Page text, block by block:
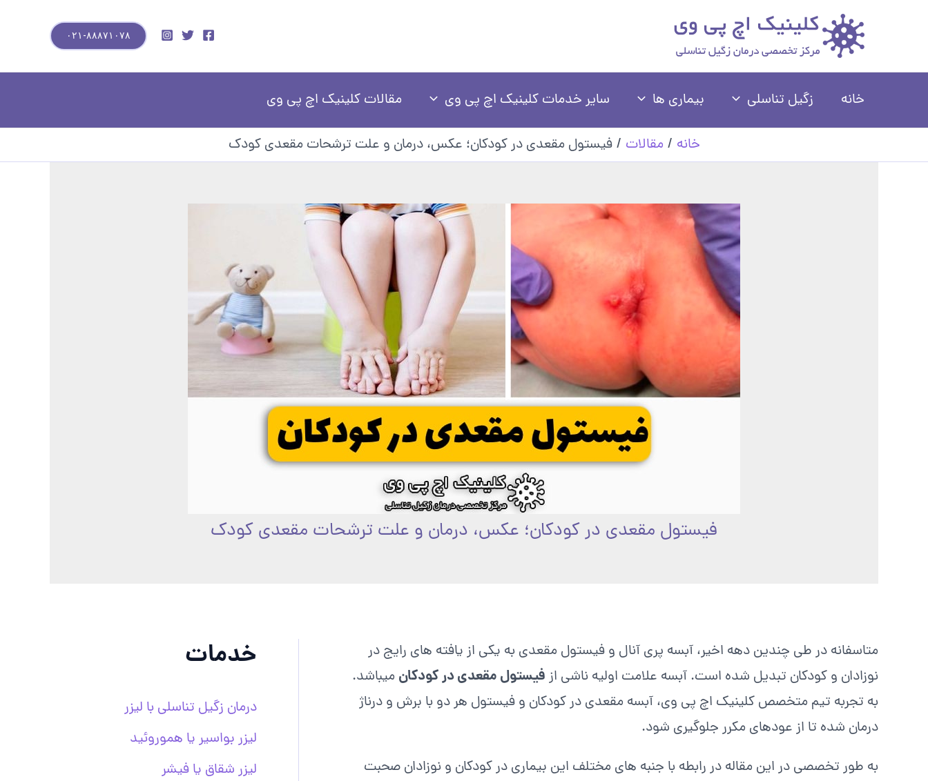
۰۲۱-۸۸۸۷۱۰۷۸
خانه زگیل تناسلی بیماری ها سایر خدمات کلینیک اچ پی وی مقالات کلینیک اچ پی وی
خانه مقالات فیستول مقعدی در کودکان؛ عکس، درمان و علت ترشحات مقعدی کودک
فیستول مقعدی در کودکان؛ عکس، درمان و علت ترشحات مقعدی کودک
متاسفانه در طی چندین دهه اخیر، آبسه پری آنال و فیستول مقعدی به یکی از یافته های رایج در
نوزادان و کودکان تبدیل شده است. آبسه علامت اولیه ناشی از فیستول مقعدی در کودکان میباشد.
به تجربه تیم متخصص کلینیک اچ پی وی، آبسه مقعدی در کودکان و فیستول هر دو با برش و درناژ
درمان شده تا از عودهای مکرر جلوگیری شود.
به طور تخصصی در این مقاله در رابطه با جنبه های مختلف این بیماری در کودکان و نوزادان صحبت
خدمات
درمان زگیل تناسلی با لیزر
لیزر بواسیر یا هموروئید
لیزر شقاق یا فیشر